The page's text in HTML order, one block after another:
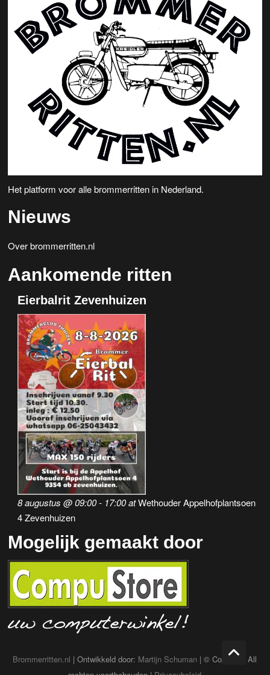
Het platform voor alle brommerritten in Nederland.
Nieuws
Over brommerritten.nl
Aankomende ritten
Eierbalrit Zevenhuizen
8 augustus @ 09:00- 17:00atWethouder Appelhofplantsoen
4 Zevenhuizen
Mogelijk gemaakt door
Brommerritten.nl | Ontwikkeld door: Martijn Schuman | © Copyright All